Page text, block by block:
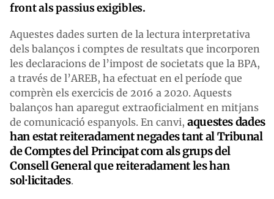
front als passius exigibles.
Aquestes dades surten de la lectura interpretativa
dels balanços i comptes de resultats que incorporen
les declaracions de l’impost de societats que la BPA,
a través de l’AREB, ha efectuat en el període que
comprèn els exercicis de 2016 a 2020. Aquests
balanços han aparegut extraoficialment en mitjans
de comunicació espanyols. En canvi, aquestes dades
han estat reiteradament negades tant al Tribunal
de Comptes del Principat com als grups del
Consell General que reiteradament les han
sol·licitades.